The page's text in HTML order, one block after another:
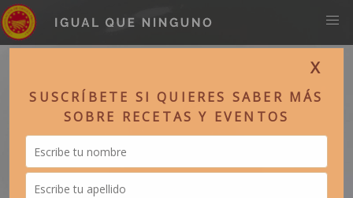
X
SUSCRÍBETE SI QUIERES SABER MÁS
SOBRE RECETAS Y EVENTOS